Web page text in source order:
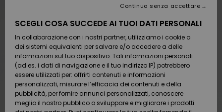
Calzature
e
infradito
Surf /
Acqua
Calzature
e
infradito
Surf /
Acqua
Da
Scoprire
Snow
SURF
Highlights
Comunità
SNOW
Shop
Snow
Shop
Donna
OUTLET
Outlet
Donna
Pagamento
Buono regalo
Quiksilver
Freedom
SCEGLI COSA SUCCEDE AI TUOI DATI PERSONALI
In collaborazione con i nostri partner, utilizziamo i cookie o
dei sistemi equivalenti per salvare e/o accedere a delle
informazioni sul tuo dispositivo. Tali informazioni personali
(ad es. i dati di navigazione e il tuo indirizzo IP) potrebbero
essere utilizzati per: offrirti contenuti e informazioni
personalizzati, misurare l’efficacia dei contenuti e della
pubblicità, per fornire annunci personalizzati, conoscere
meglio il nostro pubblico o sviluppare e migliorare i prodotti
Continua senza accettare